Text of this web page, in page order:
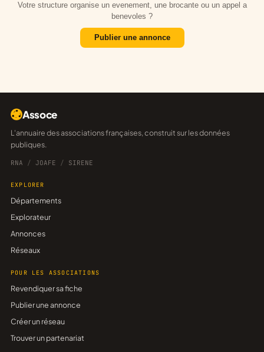
Votre structure organise un evenement, une brocante ou un appel a
benevoles ?
Publier une annonce
Assoce
L'annuaire des associations françaises, construit sur les données
publiques.
RNA / JOAFE / SIRENE
EXPLORER
Départements
Explorateur
Annonces
Réseaux
POUR LES ASSOCIATIONS
Revendiquer sa fiche
Publier une annonce
Créer un réseau
Trouver un partenariat